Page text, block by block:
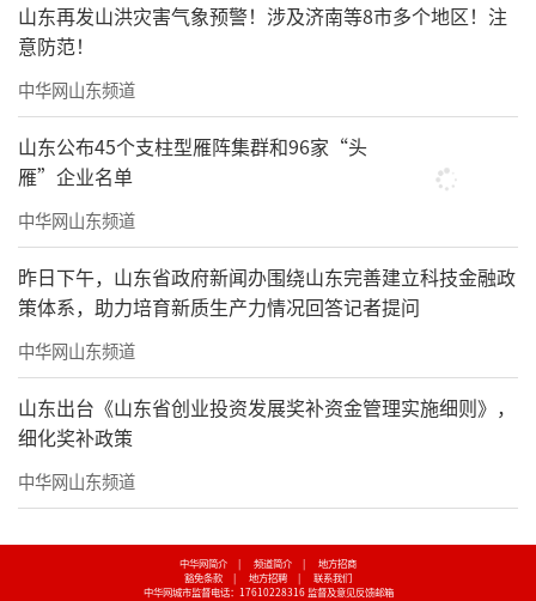
山东再发山洪灾害气象预警！涉及济南等8市多个地区！注
意防范！
中华网山东频道
山东公布45个支柱型雁阵集群和96家“头
雁”企业名单
中华网山东频道
昨日下午，山东省政府新闻办围绕山东完善建立科技金融政
策体系，助力培育新质生产力情况回答记者提问
中华网山东频道
山东出台《山东省创业投资发展奖补资金管理实施细则》，
细化奖补政策
中华网山东频道
中华网简介 | 频道简介 |
地方招商
豁免条款
| 地方招聘 |
联系我们
中华网城市监督电话：17610228316 监督及意见反馈邮箱